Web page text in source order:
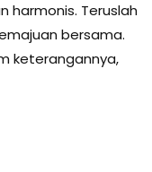
harmonis. Teruslah
bersama.
keterangannya,